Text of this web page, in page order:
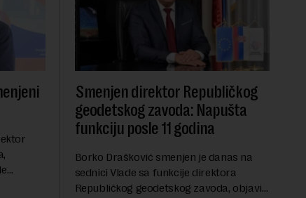
Smenjen direktor Republičkog
geodetskog zavoda: Napušta
funkciju posle 11 godina
Borko Drašković smenjen je danas na
sednici Vlade sa funkcije direktora
Republičkog geodetskog zavoda, objavio